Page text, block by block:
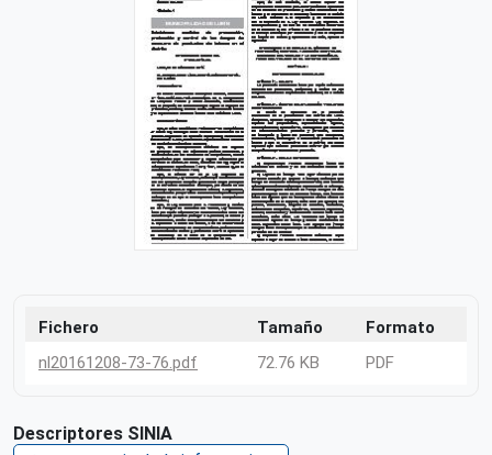
Fichero Tamaño
Formato
nl20161208-73-76.pdf
72.76 KB PDF
Descriptores SINIA